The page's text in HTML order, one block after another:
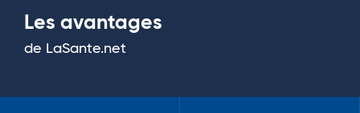
Les avantages
de LaSante.net